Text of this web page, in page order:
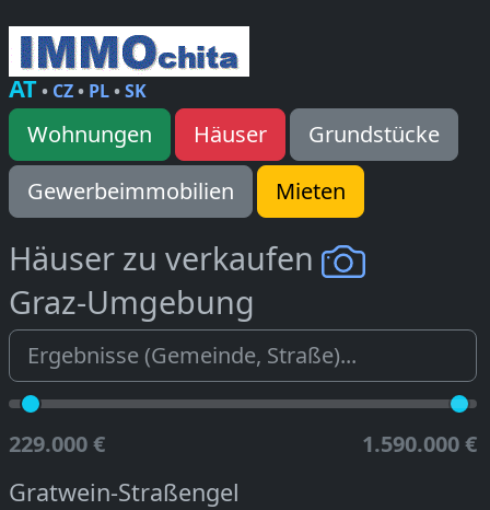
AT• CZ• PL•SK
Wohnungen Häuser
Grundstücke
Gewerbeimmobilien
Mieten
Häuser zu verkaufen
Graz-Umgebung
229.000 € 1.590.000 €
Gratwein-Straßengel